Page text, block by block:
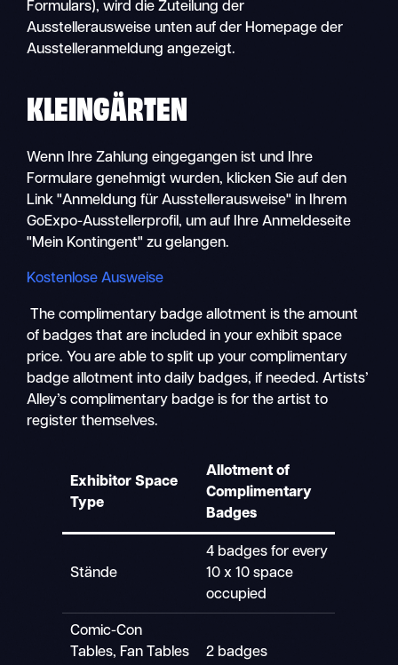
Formulars), wird die Zuteilung der
Ausstellerausweise unten auf der Homepage der
Ausstelleranmeldung angezeigt.
KLEINGÄRTEN
Wenn Ihre Zahlung eingegangen ist und Ihre
Formulare genehmigt wurden, klicken Sie auf den
Link "Anmeldung für Ausstellerausweise" in Ihrem
GoExpo-Ausstellerprofil, um auf Ihre Anmeldeseite
"Mein Kontingent" zu gelangen.
Kostenlose Ausweise
The complimentary badge allotment is the amount
of badges that are included in your exhibit space
price. You are able to split up your complimentary
badge allotment into daily badges, if needed. Artists’
Alley’s complimentary badge is for the artist to
register themselves.
Exhibitor Space
Type
Allotment of
Complimentary
Badges
Stände
4 badges for every
10 x 10 space
occupied
Comic-Con
Tables, Fan Tables
2 badges